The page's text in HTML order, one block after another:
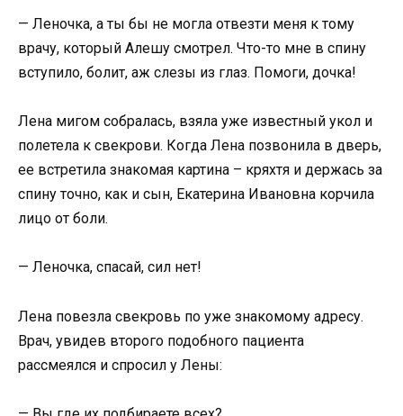
— Леночка, а ты бы не могла отвезти меня к тому
врачу, который Алешу смотрел. Что-то мне в спину
вступило, болит, аж слезы из глаз. Помоги, дочка!
Лена мигом собралась, взяла уже известный укол и
полетела к свекрови. Когда Лена позвонила в дверь,
ее встретила знакомая картина – кряхтя и держась за
спину точно, как и сын, Екатерина Ивановна корчила
лицо от боли.
— Леночка, спасай, сил нет!
Лена повезла свекровь по уже знакомому адресу.
Врач, увидев второго подобного пациента
рассмеялся и спросил у Лены: